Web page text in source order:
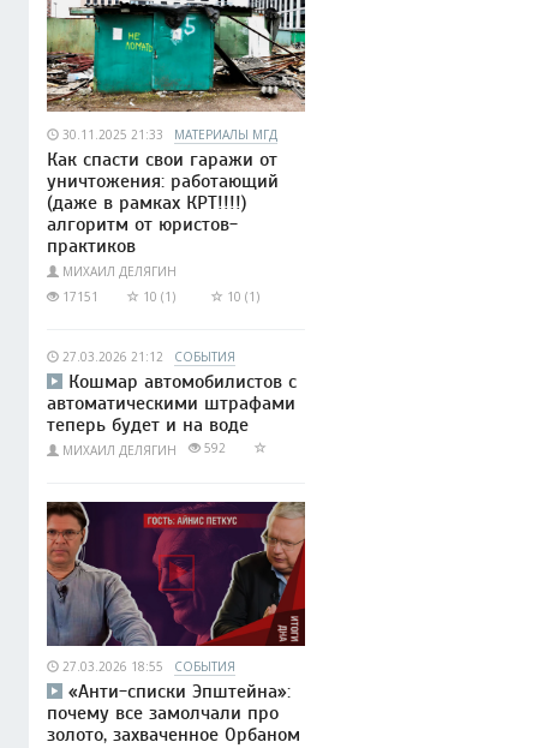
30.11.2025 21:33 МАТЕРИАЛЫ МГД
Как спасти свои гаражи от
уничтожения: работающий
(даже в рамках КРТ!!!!)
алгоритм от юристов-
практиков
МИХАИЛ ДЕЛЯГИН
17151
10 (1) 10 (1)
27.03.2026 21:12 СОБЫТИЯ
Кошмар автомобилистов с
автоматическими штрафами
теперь будет и на воде
МИХАИЛ ДЕЛЯГИН 592
27.03.2026 18:55 СОБЫТИЯ
«Анти-списки Эпштейна»:
почему все замолчали про
золото, захваченное Орбаном